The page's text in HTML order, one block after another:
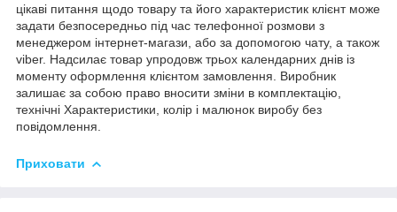
цікаві питання щодо товару та його характеристик клієнт може
задати безпосередньо під час телефонної розмови з
менеджером інтернет-магази, або за допомогою чату, а також
viber. Надсилає товар упродовж трьох календарних днів із
моменту оформлення клієнтом замовлення. Виробник
залишає за собою право вносити зміни в комплектацію,
технічні Характеристики, колір і малюнок виробу без
повідомлення.
Приховати